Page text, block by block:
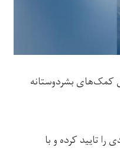
کمک‌های بشردوستانه
را تایید کرده و با